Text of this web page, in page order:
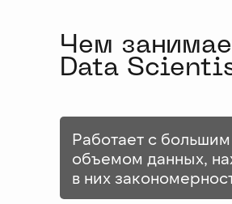
Чем
Data
Работает с большим
объемом данных,
в них